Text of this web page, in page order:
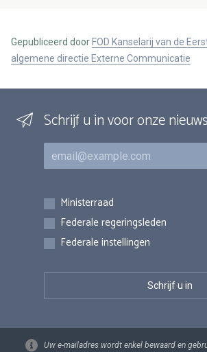
Gepubliceerd door FOD Kanselarij van de
algemene directie Externe Communicatie
Schrijf u in voor onze
E-mail
Inschrijvingen
Ministerraad
Federale regeringsleden
Federale instellingen
Uw e-mailadres wordt enkel bewaard en